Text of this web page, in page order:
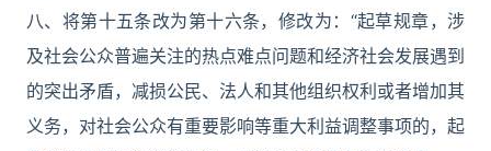
八、将第十五条改为第十六条，修改为：“起草规章，涉
及社会公众普遍关注的热点难点问题和经济社会发展遇到
的突出矛盾，减损公民、法人和其他组织权利或者增加其
义务，对社会公众有重要影响等重大利益调整事项的，起